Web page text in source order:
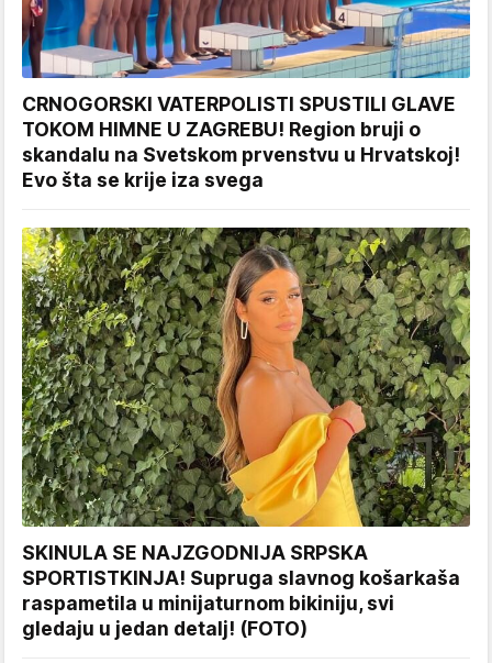
CRNOGORSKI VATERPOLISTI SPUSTILI GLAVE
TOKOM HIMNE U ZAGREBU! Region bruji o
skandalu na Svetskom prvenstvu u Hrvatskoj!
Evo šta se krije iza svega
SKINULA SE NAJZGODNIJA SRPSKA
SPORTISTKINJA! Supruga slavnog košarkaša
raspametila u minijaturnom bikiniju, svi
gledaju u jedan detalj! (FOTO)